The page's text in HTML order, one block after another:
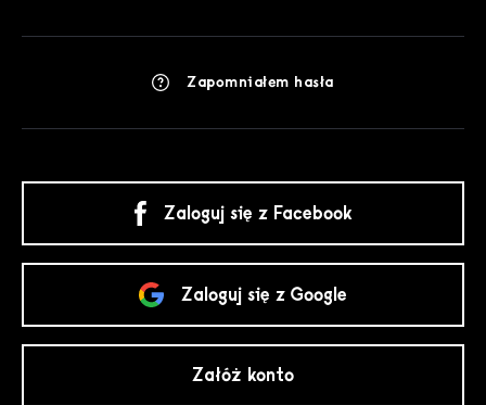
Zapomniałem hasła
Zaloguj się z Facebook
Zaloguj się z Google
Załóż konto